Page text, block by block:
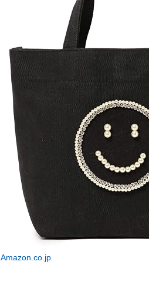
Amazon.co.jp